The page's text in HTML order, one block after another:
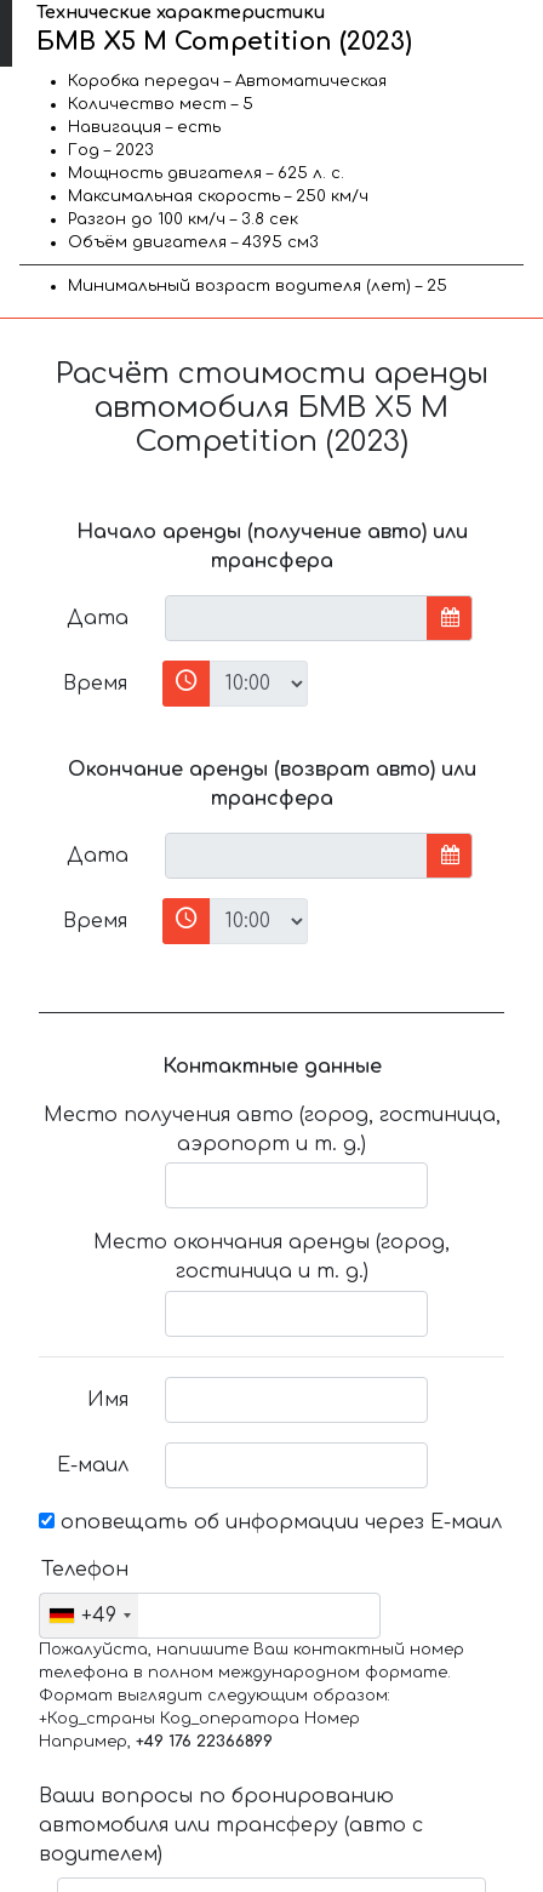
Технические характеристики
БМВ X5 M Competition (2023)
Коробка передач – Автоматическая
Количество мест – 5
Навигация – есть
Год – 2023
Мощность двигателя – 625 л. с.
Максимальная скорость – 250 км/ч
Разгон до 100 км/ч – 3.8 сек
Объём двигателя – 4395 см3
Минимальный возраст водителя (лет) – 25
Расчёт стоимости аренды
автомобиля БМВ X5 M
Competition (2023)
Начало аренды (получение авто) или
трансфера
Дата
Время
Окончание аренды (возврат авто) или
трансфера
Дата
Время
Контактные данные
Место получения авто (город, гостиница,
аэропорт и т. д.)
Место окончания аренды (город,
гостиница и т. д.)
Имя
Е-маил
оповещать об информации через Е-маил
Телефон
+49
Пожалуйста, напишите Ваш контактный номер
телефона в полном международном формате.
Формат выглядит следующим образом:
+Код_страны Код_оператора Номер
Например, +49 176 22366899
Ваши вопросы по бронированию
автомобиля или трансферу (авто с
водителем)